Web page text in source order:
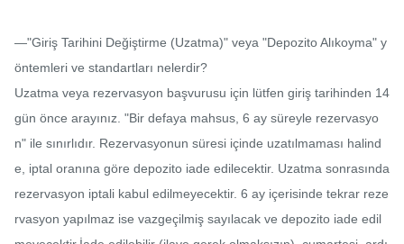
—"Giriş Tarihini Değiştirme (Uzatma)" veya "Depozito Alıkoyma" y
öntemleri ve standartları nelerdir?
Uzatma veya rezervasyon başvurusu için lütfen giriş tarihinden 14
gün önce arayınız. "Bir defaya mahsus, 6 ay süreyle rezervasyo
n" ile sınırlıdır. Rezervasyonun süresi içinde uzatılmaması halind
e, iptal oranına göre depozito iade edilecektir. Uzatma sonrasında
rezervasyon iptali kabul edilmeyecektir. 6 ay içerisinde tekrar reze
rvasyon yapılmaz ise vazgeçilmiş sayılacak ve depozito iade edil